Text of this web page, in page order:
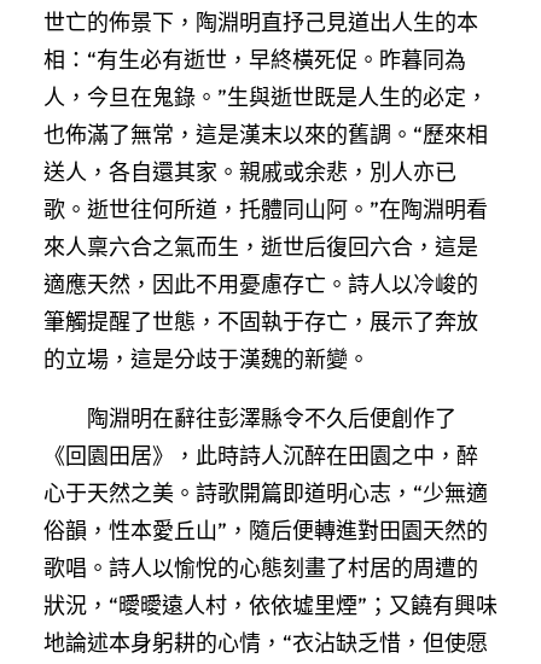
世亡的佈景下，陶淵明直抒己見道出人生的本
相：“有生必有逝世，早終橫死促。昨暮同為
人，今旦在鬼錄。”生與逝世既是人生的必定，
也佈滿了無常，這是漢末以來的舊調。“歷來相
送人，各自還其家。親戚或余悲，別人亦已
歌。逝世往何所道，托體同山阿。”在陶淵明看
來人稟六合之氣而生，逝世后復回六合，這是
適應天然，因此不用憂慮存亡。詩人以冷峻的
筆觸提醒了世態，不固執于存亡，展示了奔放
的立場，這是分歧于漢魏的新變。
陶淵明在辭往彭澤縣令不久后便創作了
《回園田居》，此時詩人沉醉在田園之中，醉
心于天然之美。詩歌開篇即道明心志，“少無適
俗韻，性本愛丘山”，隨后便轉進對田園天然的
歌唱。詩人以愉悅的心態刻畫了村居的周遭的
狀況，“曖曖遠人村，依依墟里煙”；又饒有興味
地論述本身躬耕的心情，“衣沾缺乏惜，但使愿